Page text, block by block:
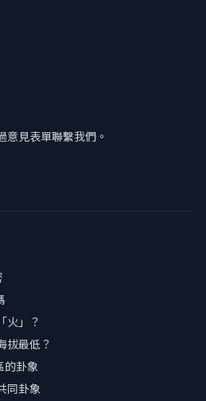
見表單聯繫我們。
火」？
拔最低？
的卦象
同卦象